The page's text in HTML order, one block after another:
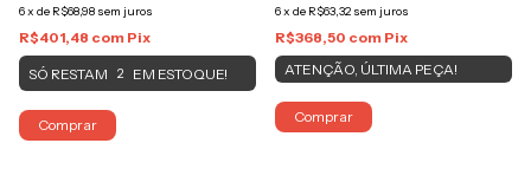
6x de R$68,98 sem juros
R$401,48 com Pix
SÓ RESTAM 2 EM ESTOQUE!
Comprar
6x de R$63,32 sem juros
R$368,50 com Pix
ATENÇÃO, ÚLTIMA PEÇA!
Comprar